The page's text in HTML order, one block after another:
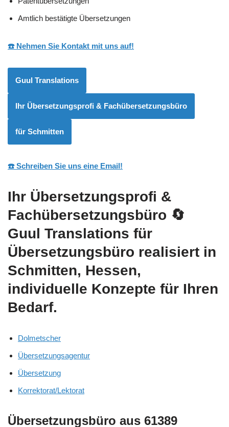
Amtlich bestätigte Übersetzungen
☎️ Nehmen Sie Kontakt mit uns auf!
Guul Translations
Ihr Übersetzungsprofi & Fachübersetzungsbüro
für Schmitten
☎️ Schreiben Sie uns eine Email!
Ihr Übersetzungsprofi &
Fachübersetzungsbüro 🔄
Guul Translations für
Übersetzungsbüro realisiert in
Schmitten, Hessen,
individuelle Konzepte für Ihren
Bedarf.
Dolmetscher
Übersetzungsagentur
Übersetzung
Korrektorat/Lektorat
Übersetzungsbüro aus 61389